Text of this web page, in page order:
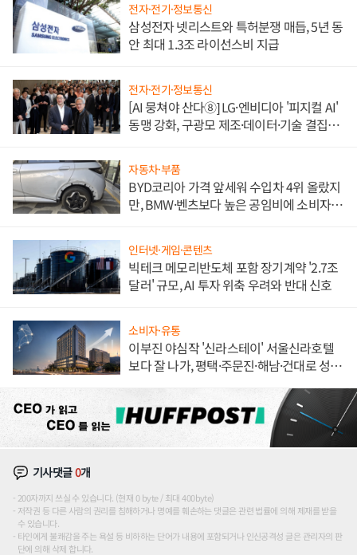
전자·전기·정보통신
삼성전자 넷리스트와 특허분쟁 매듭, 5년 동
안 최대 1.3조 라이선스비 지급
전자·전기·정보통신
[AI 뭉쳐야 산다⑧] LG·엔비디아 '피지컬 AI'
동맹 강화, 구광모 제조·데이터·기술 결집
자동차·부품
BYD코리아 가격 앞세워 수입차 4위 올랐지
만, BMW·벤츠보다 높은 공임비에 소비자
인터넷·게임·콘텐츠
빅테크 메모리반도체 포함 장기계약 '2.7조
달러' 규모, AI 투자 위축 우려와 반대 신호
소비자·유통
이부진 야심작 '신라스테이' 서울신라호텔
보다 잘 나가, 평택·주문진·해남·건대로 성
기사댓글0개
200자까지 쓰실 수 있습니다. (현재 0 byte / 최대 400byte)
저작권 등 다른 사람의 권리를 침해하거나 명예를 훼손하는 댓글은 관련 법률에 의해 제재를 받을
수 있습니다.
타인에게 불쾌감을 주는 욕설 등 비하하는 단어가 내용에 포함되거나 인신공격성 글은 관리자의 판
단에 의해 삭제 합니다.